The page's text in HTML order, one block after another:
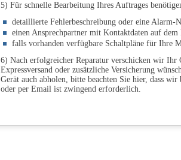
5) Für schnelle Bearbeitung Ihres Auftrages
detaillierte Fehlerbeschreibung oder eine Alarm-
einen Ansprechpartner mit Kontaktdaten auf dem
falls vorhanden verfügbare Schaltpläne für Ihre
6) Nach erfolgreicher Reparatur verschicken wir Ihr
Expressversand oder zusätzliche Versicherung
Gerät auch abholen, bitte beachten Sie hier, dass wir
oder per Email ist zwingend erforderlich.